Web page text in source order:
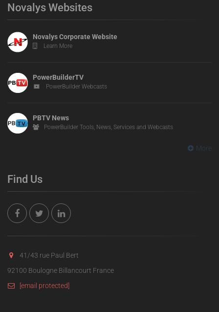
Novalys Websites
Novalys Corporate Website
Learn More
PowerBuilderTV
PowerBuilder Webcasts
PBTV News
PowerBuilder Tools, News, Services and Webcasts
More
Find Us
41/43 rue Paul Bert
92100 Boulogne Billancourt France
[email protected]